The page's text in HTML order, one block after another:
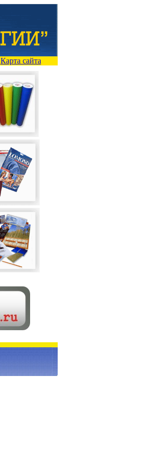
Карта сайта